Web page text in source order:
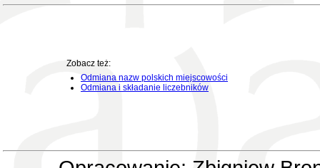
Zobacz też:
Odmiana nazw polskich miejscowości
Odmiana i składanie liczebników